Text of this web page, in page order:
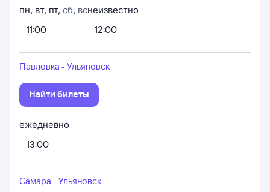
пн, вт, пт, сб, вс
11:00
неизвестно
12:00
Павловка - Ульяновск
Найти билеты
ежедневно
13:00
Самара - Ульяновск